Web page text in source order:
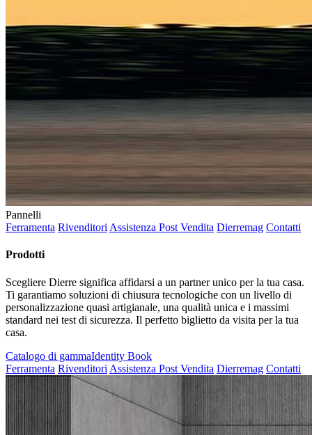
Pannelli
Ferramenta Rivenditori Assistenza Post Vendita Dierremag Contatti
Prodotti
Scegliere Dierre significa affidarsi a un partner unico per la tua casa.
Ti garantiamo soluzioni di chiusura tecnologiche con un livello di
personalizzazione quasi artigianale, una qualità unica e i massimi
standard nei test di sicurezza. Il perfetto biglietto da visita per la tua
casa.
Catalogo di gammaIdentity Book
Ferramenta Rivenditori Assistenza Post Vendita Dierremag Contatti